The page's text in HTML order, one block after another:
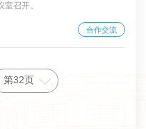
召开。
合作交流
第32页